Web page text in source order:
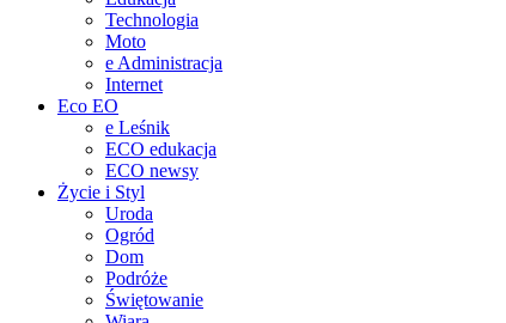
Technologia
Moto
e Administracja
Internet
Eco EO
e Leśnik
ECO edukacja
ECO newsy
Życie i Styl
Uroda
Ogród
Dom
Podróże
Świętowanie